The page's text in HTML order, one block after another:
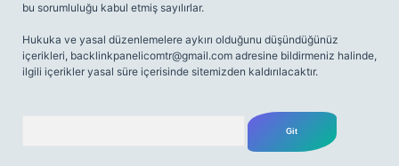
bu sorumluluğu kabul etmiş sayılırlar.
Hukuka ve yasal düzenlemelere aykırı olduğunu düşündüğünüz
içerikleri, backlinkpanelicomtr@gmail.com adresine bildirmeniz halinde,
ilgili içerikler yasal süre içerisinde sitemizden kaldırılacaktır.